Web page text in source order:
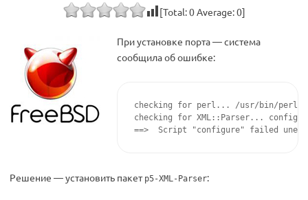
[Total:0Average:0]
При установке порта — система
сообщила об ошибке:
checking for perl... /usr/bin/perl
checking for XML::Parser...
==>  Script "configure" failed
Решение — установить пакет p5-XML-Parser: